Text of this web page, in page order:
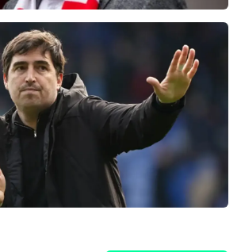
освистали команду
с «Челси»
может возглавить «Кристал